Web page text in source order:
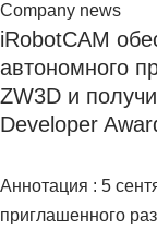
Company news
iRobotCAM
автономного
ZW3D и
Developer
Аннотация : 5
приглашенного